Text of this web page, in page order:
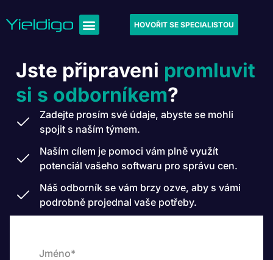
HOVOŘIT SE SPECIALISTOU
Jste připraveni promluvit
si s odborníkem?
Zadejte prosím své údaje, abyste se mohli
spojit s naším týmem.
Naším cílem je pomoci vám plně využít
potenciál vašeho softwaru pro správu cen.
Náš odborník se vám brzy ozve, aby s vámi
podrobně projednal vaše potřeby.
Jméno*